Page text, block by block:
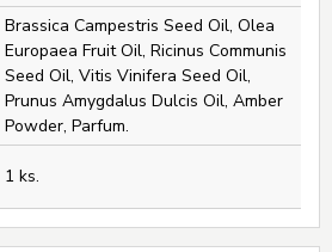
Brassica Campestris Seed Oil, Olea
Europaea Fruit Oil, Ricinus Communis
Seed Oil, Vitis Vinifera Seed Oil,
Prunus Amygdalus Dulcis Oil, Amber
Powder, Parfum.
1 ks.